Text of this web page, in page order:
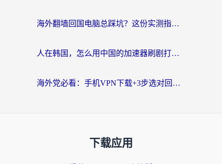
海外翻墙回国电脑总踩坑？这份实测指南帮你选对加速器（附ChickCNinitapMalus对比）
人在韩国，怎么用中国的加速器刷剧打游戏？这份真实体验指南给你答案
海外党必看：手机VPN下载+3步选对回国加速器，无缝刷国内资源不再愁
下载应用